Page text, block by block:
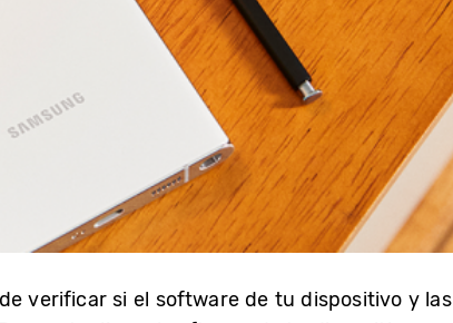
verificar si el software de tu dispositivo y las